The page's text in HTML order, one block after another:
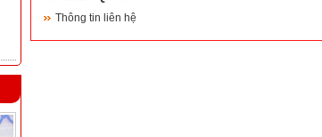
Thông tin liên hệ